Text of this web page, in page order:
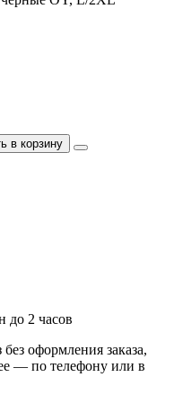
в корзину
2 часов
оформления заказа,
— по телефону или в